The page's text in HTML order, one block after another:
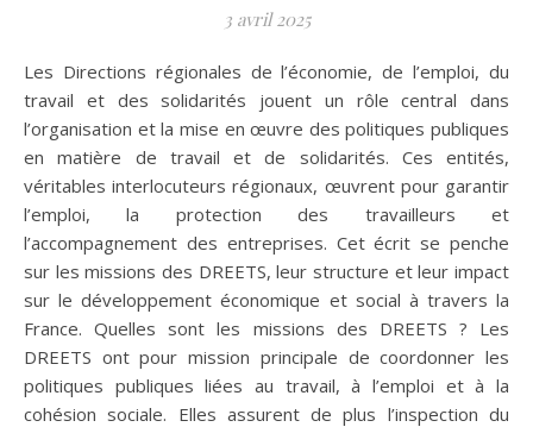
3 avril 2025
Les Directions régionales de l’économie, de l’emploi, du
travail et des solidarités jouent un rôle central dans
l’organisation et la mise en œuvre des politiques publiques
en matière de travail et de solidarités. Ces entités,
véritables interlocuteurs régionaux, œuvrent pour garantir
l’emploi, la protection des travailleurs et
l’accompagnement des entreprises. Cet écrit se penche
sur les missions des DREETS, leur structure et leur impact
sur le développement économique et social à travers la
France. Quelles sont les missions des DREETS ? Les
DREETS ont pour mission principale de coordonner les
politiques publiques liées au travail, à l’emploi et à la
cohésion sociale. Elles assurent de plus l’inspection du